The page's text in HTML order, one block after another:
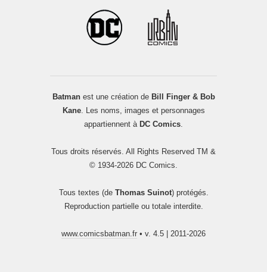
Batmanest une création de Bill Finger & Bob
Kane. Les noms, images et personnages
appartiennent à DC Comics.
Tous droits réservés. All Rights Reserved TM &
© 1934-2026 DC Comics.
Tous textes (de Thomas Suinot) protégés.
Reproduction partielle ou totale interdite.
www.comicsbatman.fr • v. 4.5 | 2011-2026